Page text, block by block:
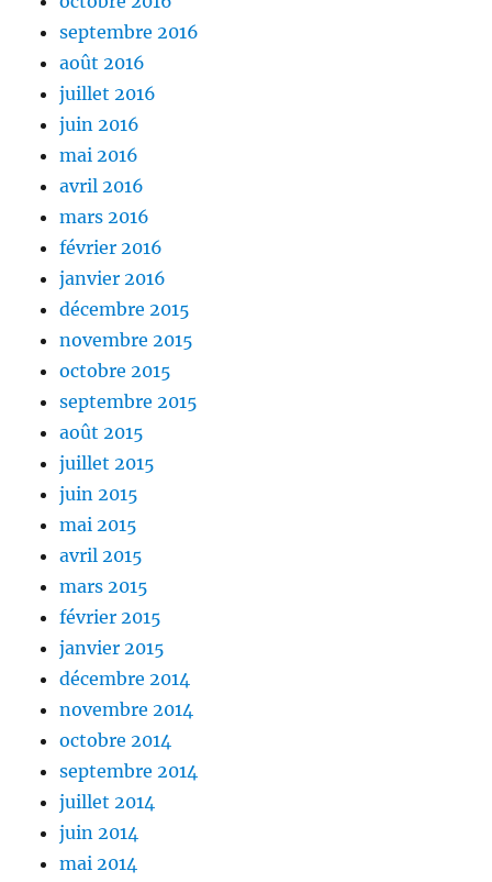
septembre 2016
août 2016
juillet 2016
juin 2016
mai 2016
avril 2016
mars 2016
février 2016
janvier 2016
décembre 2015
novembre 2015
octobre 2015
septembre 2015
août 2015
juillet 2015
juin 2015
mai 2015
avril 2015
mars 2015
février 2015
janvier 2015
décembre 2014
novembre 2014
octobre 2014
septembre 2014
juillet 2014
juin 2014
mai 2014